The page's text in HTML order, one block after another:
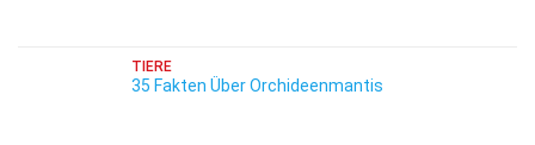
TIERE
35 Fakten Über Orchideenmantis